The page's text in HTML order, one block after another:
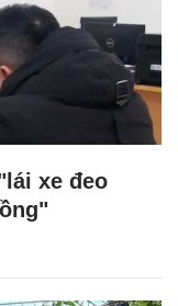
xe đeo